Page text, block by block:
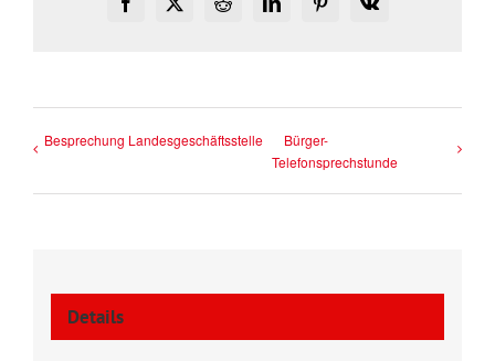
Facebook
X RedditLinkedInPinterest
Vk
Besprechung Landesgeschäftsstelle
Bürger-
Telefonsprechstunde
Details